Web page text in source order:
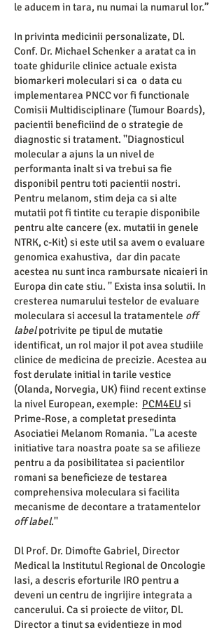
le aducem in tara, nu numai la numarul lor.’’
In privinta medicinii personalizate, Dl.
Conf. Dr. Michael Schenker a aratat ca in
toate ghidurile clinice actuale exista
biomarkeri moleculari si ca o data cu
implementarea PNCC vor fi functionale
Comisii Multidisciplinare (Tumour Boards),
pacientii beneficiind de o strategie de
diagnostic si tratament. ''Diagnosticul
molecular a ajuns la un nivel de
performanta inalt si va trebui sa fie
disponibil pentru toti pacientii nostri.
Pentru melanom, stim deja ca si alte
mutatii pot fi tintite cu terapie disponibile
pentru alte cancere (ex. mutatii in genele
NTRK, c-Kit) si este util sa avem o evaluare
genomica exahustiva, dar din pacate
acestea nu sunt inca rambursate nicaieri in
Europa din cate stiu. '' Exista insa solutii. In
cresterea numarului testelor de evaluare
moleculara si accesul la tratamentele off
labelpotrivite pe tipul de mutatie
identificat, un rol major il pot avea studiile
clinice de medicina de precizie. Acestea au
fost derulate initial in tarile vestice
(Olanda, Norvegia, UK) fiind recent extinse
la nivel European, exemple: PCM4EU si
Prime-Rose, a completat presedinta
Asociatiei Melanom Romania. ''La aceste
initiative tara noastra poate sa se afilieze
pentru a da posibilitatea si pacientilor
romani sa beneficieze de testarea
comprehensiva moleculara si facilita
mecanisme de decontare a tratamentelor
off label.''
Dl Prof. Dr. Dimofte Gabriel, Director
Medical la Institutul Regional de Oncologie
Iasi, a descris eforturile IRO pentru a
deveni un centru de ingrijire integrata a
cancerului. Ca si proiecte de viitor, Dl.
Director a tinut sa evidentieze in mod